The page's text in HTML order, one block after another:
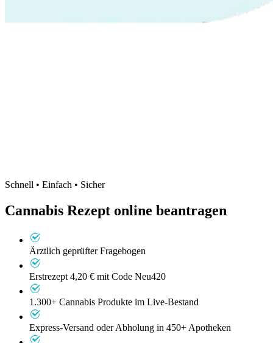
Schnell • Einfach • Sicher
Cannabis Rezept online beantragen
Ärztlich geprüfter Fragebogen
Erstrezept 4,20 € mit Code Neu420
1.300+ Cannabis Produkte im Live-Bestand
Express-Versand oder Abholung in 450+ Apotheken